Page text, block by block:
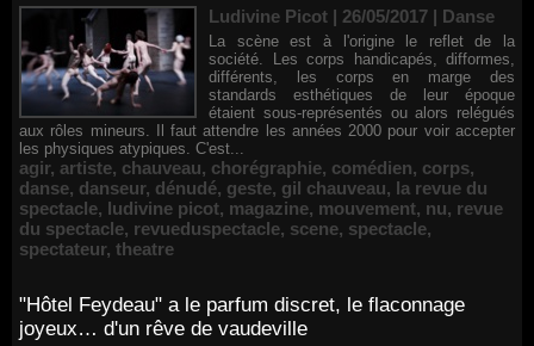
Ludivine Picot | 26/05/2017 | Danse
La scène est à l'origine le reflet de la
société. Les corps handicapés, difformes,
différents, les corps en marge des
standards esthétiques de leur époque
étaient sous-représentés ou alors relégués
aux rôles mineurs. Il faut attendre les années 2000 pour voir accepter
les physiques atypiques. C'est...
agir, artiste, chauveau, chorégraphie, comédien, corps,
danse, danseur, dénudé, geste, gil chauveau, la revue du
spectacle, ludivine picot, magazine, mouvement, nu, revue
du spectacle, revueduspectacle, scene, spectacle,
spectateur, theatre
"Hôtel Feydeau" a le parfum discret, le flaconnage
joyeux… d'un rêve de vaudeville